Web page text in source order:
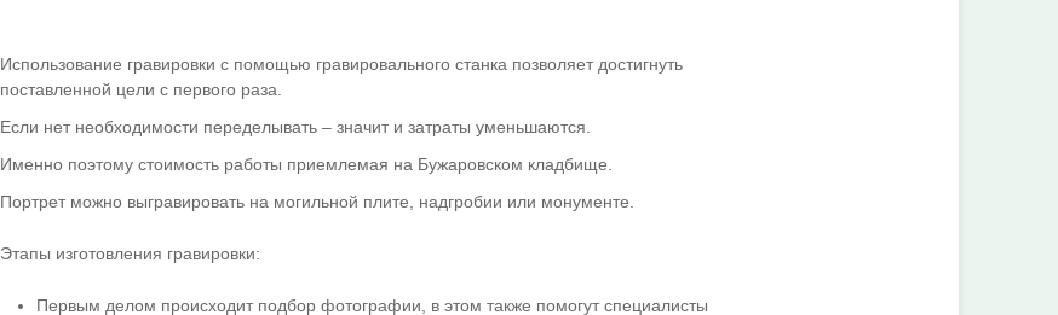
Использование гравировки с помощью гравировального станка позволяет достигнуть
поставленной цели с первого раза.
Если нет необходимости переделывать – значит и затраты уменьшаются.
Именно поэтому стоимость работы приемлемая на Бужаровском кладбище.
Портрет можно выгравировать на могильной плите, надгробии или монументе.
Этапы изготовления гравировки:
Первым делом происходит подбор фотографии, в этом также помогут специалисты